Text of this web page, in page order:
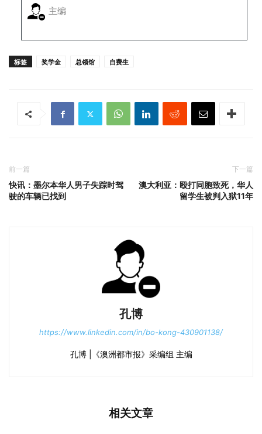
主编
标签 奖学金 总领馆 自费生
前一篇
快讯：墨尔本华人男子失踪时驾
驶的车辆已找到
下一篇
澳大利亚：殴打同胞致死，华人
留学生被判入狱11年
孔博
https://www.linkedin.com/in/bo-kong-430901138/
孔博 |《澳洲都市报》采编组 主编
相关文章